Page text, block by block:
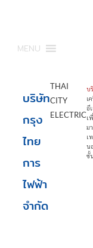
MENU
บริษัท
กรุง
ไทย
การ
ไฟฟ้า
จำกัด
THAI
CITY
ELECTRIC
บ
เ
อี
เ
ม
เ
น
ชั้